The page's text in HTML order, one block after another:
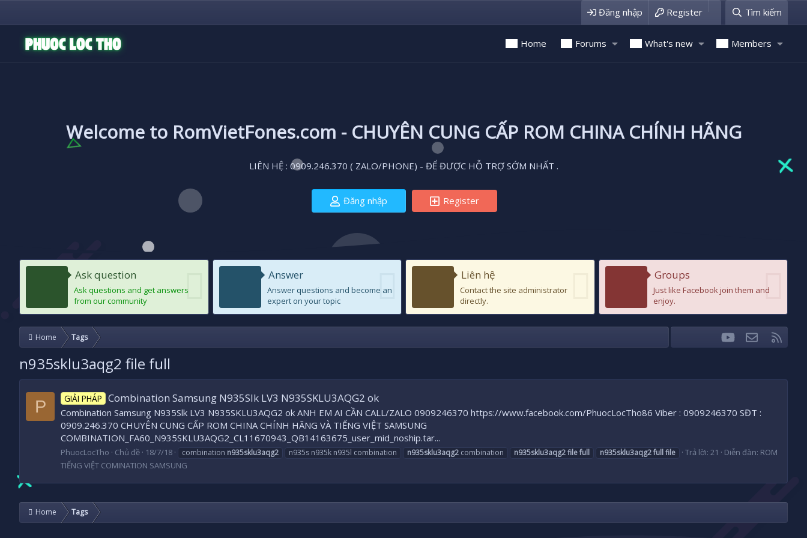
Đăng nhập Register Tìm kiếm
Home Forums What's new Members
Welcome to RomVietFones.com - CHUYÊN CUNG CẤP ROM CHINA CHÍNH HÃNG
LIÊN HỆ : 0909.246.370 ( ZALO/PHONE) - ĐỂ ĐƯỢC HỖ TRỢ SỚM NHẤT .
Đăng nhập Register
Ask question
Ask questions and get answers
from our community
Answer
Answer questions and become an
expert on your topic
Liên hệ
Contact the site administrator
directly.
Groups
Just like Facebook join them and
enjoy.
Home Tags FacebookTwitteryoutubeLiên hệ
n935sklu3aqg2 file full
P GIẢI PHÁP Combination Samsung N935Slk LV3 N935SKLU3AQG2 ok
Combination Samsung N935Slk LV3 N935SKLU3AQG2 ok ANH EM AI CẦN CALL/ZALO 0909246370 https://www.facebook.com/PhuocLocTho86 Viber : 0909246370 SĐT :
0909.246.370 CHUYÊN CUNG CẤP ROM CHINA CHÍNH HÃNG VÀ TIẾNG VIỆT SAMSUNG
COMBINATION_FA60_N935SKLU3AQG2_CL11670943_QB14163675_user_mid_noship.tar...
PhuocLocTho Chủ đề 18/7/18 combination n935sklu3aqg2 n935s n935k n935l combination n935sklu3aqg2 combination n935sklu3aqg2filefull n935sklu3aqg2fullfile Trả lời: 21 Diễn đàn: ROM
TIẾNG VIỆT COMINATION SAMSUNG
Home Tags